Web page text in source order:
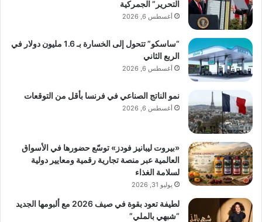
التحرير” الجمركية
أغسطس 6, 2026
“ساسكو” تتحول إلى الخسارة بـ 1.6 مليون دولار في
الربع الثاني
أغسطس 6, 2026
نمو الناتج الصناعي في فرنسا بأقل من التوقعات
أغسطس 6, 2026
«بيروت ليبانيز فودز» توسّع حضورها في الأسواق
العالمية عبر منصة تجارية رقمية ومعايير دولية
لسلامة الغذاء
يوليو 31, 2026
لطيفة تعود بقوة في صيف 2026 مع ألبومها الجديد
“شبهي بالملي”